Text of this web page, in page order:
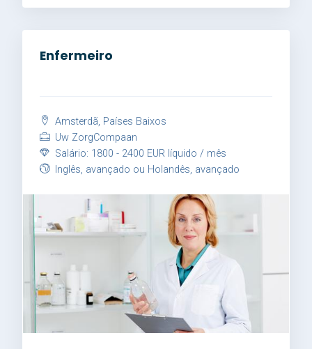
Enfermeiro
Amsterdã, Países Baixos
Uw ZorgCompaan
Salário: 1800 - 2400 EUR líquido / mês
Inglês, avançado ou Holandês, avançado